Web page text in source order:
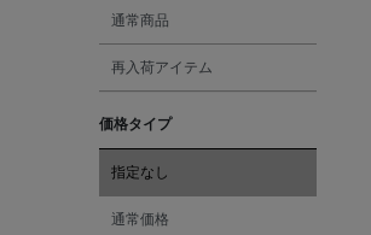
通常商品
再入荷アイテム
価格タイプ
指定なし
通常価格